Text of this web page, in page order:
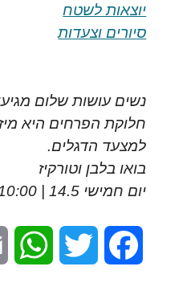
יוצאות לשטח
סיורים וצעדות
נשים עושות שלום
חלוקת הפרחים היא
למצעד הדגלים.
בואו בלבן וטורקיז
יום חמישי 14.5 | 10:00 | כיכר ספרא, ירושלים
Facebook
Twitter